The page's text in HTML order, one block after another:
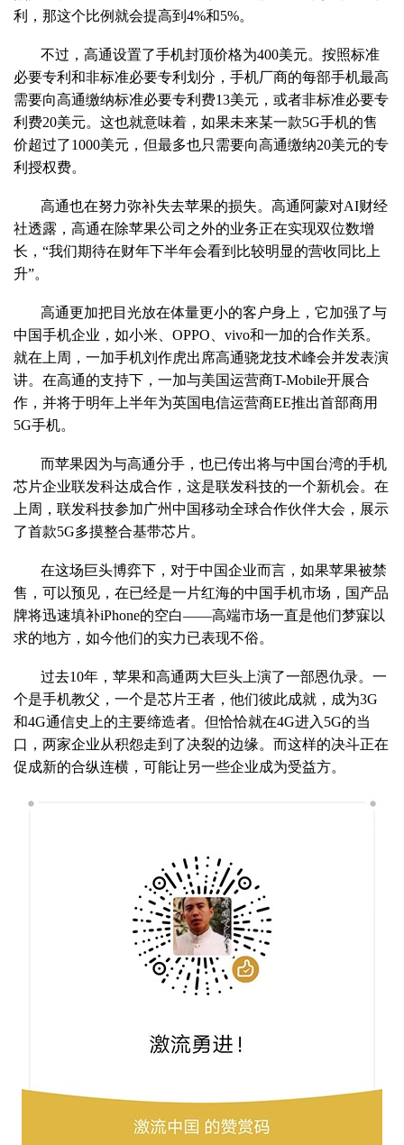
利，那这个比例就会提高到4%和5%。
不过，高通设置了手机封顶价格为400美元。按照标准
必要专利和非标准必要专利划分，手机厂商的每部手机最高
需要向高通缴纳标准必要专利费13美元，或者非标准必要专
利费20美元。这也就意味着，如果未来某一款5G手机的售
价超过了1000美元，但最多也只需要向高通缴纳20美元的专
利授权费。
高通也在努力弥补失去苹果的损失。高通阿蒙对AI财经
社透露，高通在除苹果公司之外的业务正在实现双位数增
长，“我们期待在财年下半年会看到比较明显的营收同比上
升”。
高通更加把目光放在体量更小的客户身上，它加强了与
中国手机企业，如小米、OPPO、vivo和一加的合作关系。
就在上周，一加手机刘作虎出席高通骁龙技术峰会并发表演
讲。在高通的支持下，一加与美国运营商T-Mobile开展合
作，并将于明年上半年为英国电信运营商EE推出首部商用
5G手机。
而苹果因为与高通分手，也已传出将与中国台湾的手机
芯片企业联发科达成合作，这是联发科技的一个新机会。在
上周，联发科技参加广州中国移动全球合作伙伴大会，展示
了首款5G多摸整合基带芯片。
在这场巨头博弈下，对于中国企业而言，如果苹果被禁
售，可以预见，在已经是一片红海的中国手机市场，国产品
牌将迅速填补iPhone的空白——高端市场一直是他们梦寐以
求的地方，如今他们的实力已表现不俗。
过去10年，苹果和高通两大巨头上演了一部恩仇录。一
个是手机教父，一个是芯片王者，他们彼此成就，成为3G
和4G通信史上的主要缔造者。但恰恰就在4G进入5G的当
口，两家企业从积怨走到了决裂的边缘。而这样的决斗正在
促成新的合纵连横，可能让另一些企业成为受益方。